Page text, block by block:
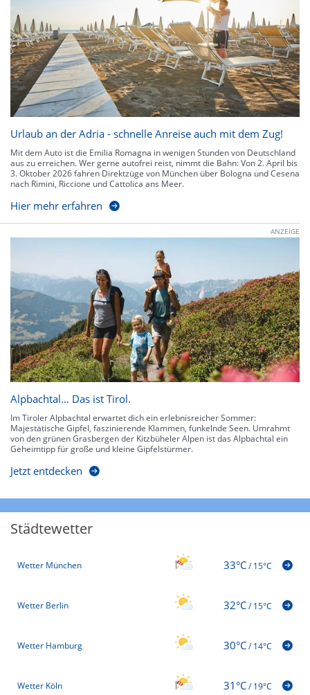
Urlaub an der Adria - schnelle Anreise auch mit dem Zug!
Mit dem Auto ist die Emilia Romagna in wenigen Stunden von Deutschland
aus zu erreichen. Wer gerne autofrei reist, nimmt die Bahn: Von 2. April bis
3. Oktober 2026 fahren Direktzüge von München über Bologna und Cesena
nach Rimini, Riccione und Cattolica ans Meer.
Hier mehr erfahren
ANZEIGE
Alpbachtal… Das ist Tirol.
Im Tiroler Alpbachtal erwartet dich ein erlebnisreicher Sommer:
Majestätische Gipfel, faszinierende Klammen, funkelnde Seen. Umrahmt
von den grünen Grasbergen der Kitzbüheler Alpen ist das Alpbachtal ein
Geheimtipp für große und kleine Gipfelstürmer.
Jetzt entdecken
Städtewetter
Wetter München 33°C/15°C
Wetter Berlin 32°C/15°C
Wetter Hamburg 30°C/14°C
Wetter Köln 31°C/19°C